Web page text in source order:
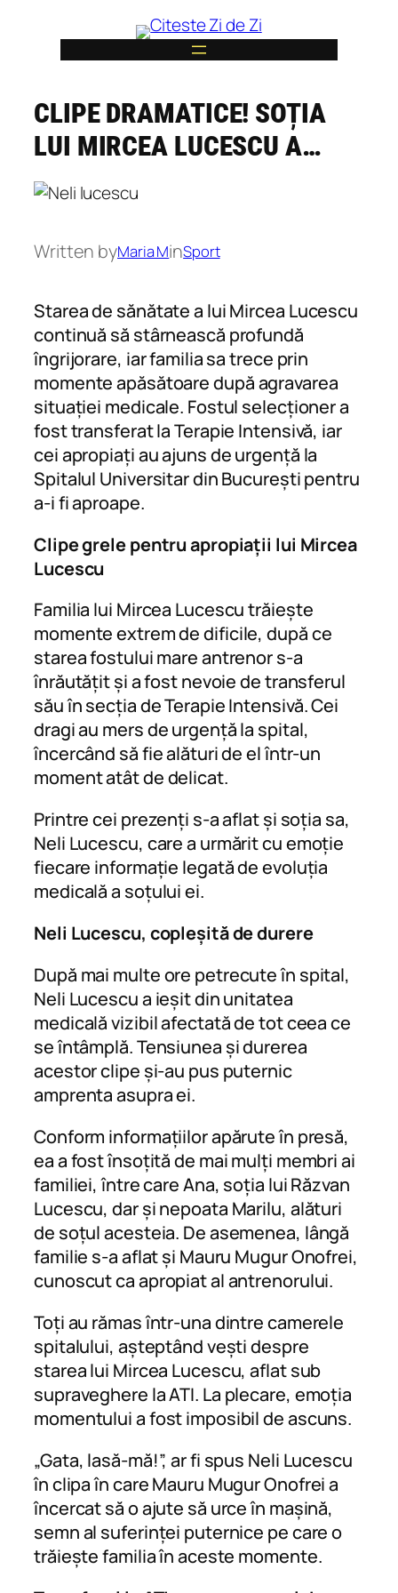
content
CLIPE DRAMATICE! SOȚIA
LUI MIRCEA LUCESCU A…
Written byMaria MinSport
Starea de sănătate a lui Mircea Lucescu
continuă să stârnească profundă
îngrijorare, iar familia sa trece prin
momente apăsătoare după agravarea
situației medicale. Fostul selecționer a
fost transferat la Terapie Intensivă, iar
cei apropiați au ajuns de urgență la
Spitalul Universitar din București pentru
a-i fi aproape.
Clipe grele pentru apropiații lui Mircea
Lucescu
Familia lui Mircea Lucescu trăiește
momente extrem de dificile, după ce
starea fostului mare antrenor s-a
înrăutățit și a fost nevoie de transferul
său în secția de Terapie Intensivă. Cei
dragi au mers de urgență la spital,
încercând să fie alături de el într-un
moment atât de delicat.
Printre cei prezenți s-a aflat și soția sa,
Neli Lucescu, care a urmărit cu emoție
fiecare informație legată de evoluția
medicală a soțului ei.
Neli Lucescu, copleșită de durere
După mai multe ore petrecute în spital,
Neli Lucescu a ieșit din unitatea
medicală vizibil afectată de tot ceea ce
se întâmplă. Tensiunea și durerea
acestor clipe și-au pus puternic
amprenta asupra ei.
Conform informațiilor apărute în presă,
ea a fost însoțită de mai mulți membri ai
familiei, între care Ana, soția lui Răzvan
Lucescu, dar și nepoata Marilu, alături
de soțul acesteia. De asemenea, lângă
familie s-a aflat și Mauru Mugur Onofrei,
cunoscut ca apropiat al antrenorului.
Toți au rămas într-una dintre camerele
spitalului, așteptând vești despre
starea lui Mircea Lucescu, aflat sub
supraveghere la ATI. La plecare, emoția
momentului a fost imposibil de ascuns.
„Gata, lasă-mă!”, ar fi spus Neli Lucescu
în clipa în care Mauru Mugur Onofrei a
încercat să o ajute să urce în mașină,
semn al suferinței puternice pe care o
trăiește familia în aceste momente.
6